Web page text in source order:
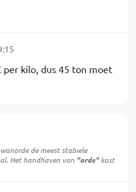
kilo, dus 45 ton moet
wanordede meest stabiele
Het handhaven van "orde"kost